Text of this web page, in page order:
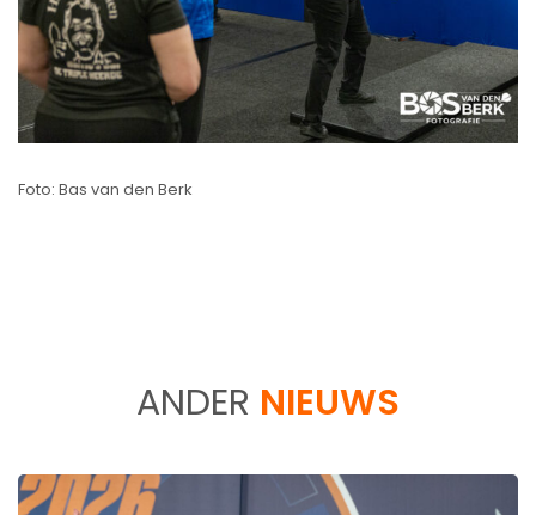
Foto: Bas van den Berk
ANDER NIEUWS